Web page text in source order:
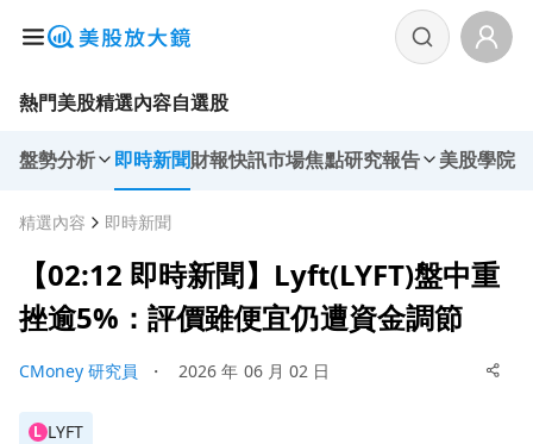
熱門美股精選內容自選股
盤勢分析 即時新聞財報快訊市場焦點研究報告 美股學院
精選內容 即時新聞
【02:12 即時新聞】Lyft(LYFT)盤中重
挫逾5%：評價雖便宜仍遭資金調節
CMoney 研究員 ・ 2026 年 06 月 02 日
L LYFT